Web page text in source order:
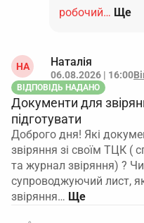
робочий… Ще
НА Наталія
06.08.2026 | 16:00
ВІДПОВІДЬ НАДАНО
Документи для
підготувати
Доброго дня! Які
звіряння зі своїм ТЦК (
та журнал звіряння) ?
супроводжуючий лист,
звіряння…